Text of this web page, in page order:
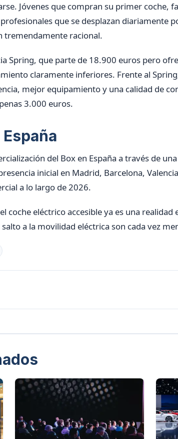
Jóvenes que compran su primer coche,
que se desplazan diariamente
tremendamente racional.
Spring, que parte de 18.900 euros pero
claramente inferiores. Frente al
mejor equipamiento y una calidad de
3.000 euros.
del Box en España a través de
inicial en Madrid, Barcelona,
a lo largo de 2026.
coche eléctrico accesible ya es una realidad
a la movilidad eléctrica son cada vez